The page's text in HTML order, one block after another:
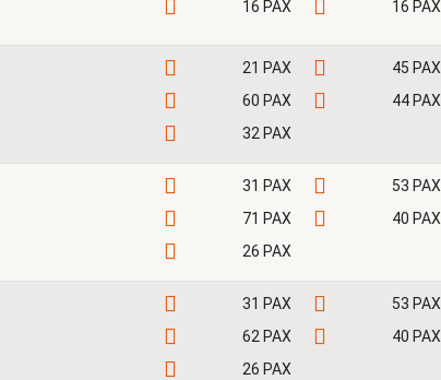
16 PAX 16 PAX
21 PAX
45 PAX
60 PAX
44 PAX
32 PAX
31 PAX
53 PAX
71 PAX
40 PAX
26 PAX
31 PAX
53 PAX
62 PAX
40 PAX
26 PAX